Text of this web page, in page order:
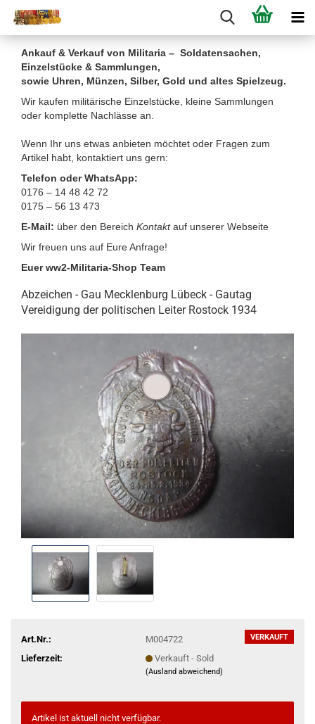
Ankauf & Verkauf von Militaria – Soldatensachen,
Einzelstücke & Sammlungen,
sowie Uhren, Münzen, Silber, Gold und altes Spielzeug.
Wir kaufen militärische Einzelstücke, kleine Sammlungen
oder komplette Nachlässe an.
Wenn Ihr uns etwas anbieten möchtet oder Fragen zum
Artikel habt, kontaktiert uns gern:
Telefon oder WhatsApp:
0176 – 14 48 42 72
0175 – 56 13 473
E-Mail: über den Bereich Kontakt auf unserer Webseite
Wir freuen uns auf Eure Anfrage!
Euer ww2-Militaria-Shop Team
Abzeichen - Gau Mecklenburg Lübeck - Gautag
Vereidigung der politischen Leiter Rostock 1934
VERKAUFT
Art.Nr.:
M004722
Lieferzeit:
Verkauft - Sold
(Ausland abweichend)
Artikel ist aktuell nicht verfügbar.